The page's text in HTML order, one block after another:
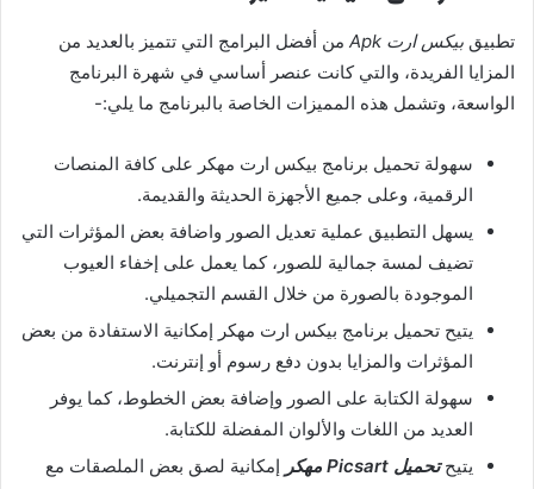
تطبيق بيكس ارت Apk
من أفضل البرامج التي تتميز بالعديد من
المزايا الفريدة، والتي كانت عنصر أساسي في شهرة البرنامج
الواسعة، وتشمل هذه المميزات الخاصة بالبرنامج ما يلي:-
سهولة تحميل برنامج بيكس ارت مهكر على كافة المنصات
الرقمية، وعلى جميع الأجهزة الحديثة والقديمة.
يسهل التطبيق عملية تعديل الصور واضافة بعض المؤثرات التي
تضيف لمسة جمالية للصور، كما يعمل على إخفاء العيوب
الموجودة بالصورة من خلال القسم التجميلي.
يتيح تحميل برنامج بيكس ارت مهكر إمكانية الاستفادة من بعض
المؤثرات والمزايا بدون دفع رسوم أو إنترنت.
سهولة الكتابة على الصور وإضافة بعض الخطوط، كما يوفر
العديد من اللغات والألوان المفضلة للكتابة.
يتيحتحميل Picsart مهكر
إمكانية لصق بعض الملصقات مع